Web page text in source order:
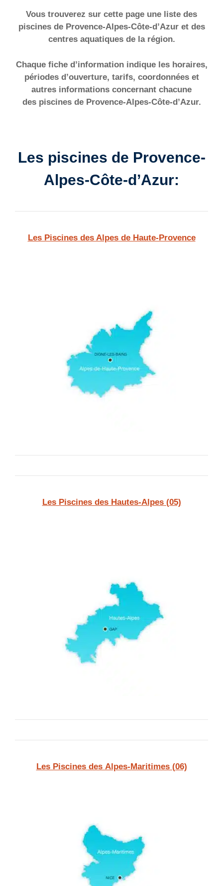
Vous trouverez sur cette page une liste des
piscines de Provence-Alpes-Côte-d’Azur et des
centres aquatiques de la région.
Chaque fiche d’information indique les horaires,
périodes d’ouverture, tarifs, coordonnées et
autres informations concernant chacune
des piscines de Provence-Alpes-Côte-d’Azur.
Les piscines de Provence-
Alpes-Côte-d’Azur:
Les Piscines des Alpes de Haute-Provence
Les Piscines des Hautes-Alpes (05)
Les Piscines des Alpes-Maritimes (06)